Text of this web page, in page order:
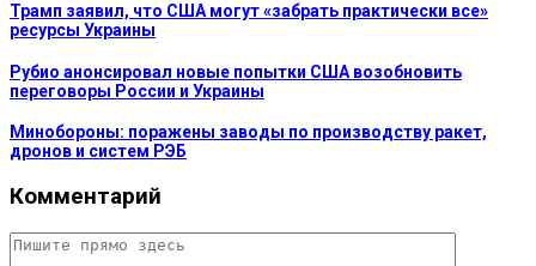
Трамп заявил, что США могут «забрать практически все»
ресурсы Украины
Рубио анонсировал новые попытки США возобновить
переговоры России и Украины
Минобороны: поражены заводы по производству ракет,
дронов и систем РЭБ
Комментарий